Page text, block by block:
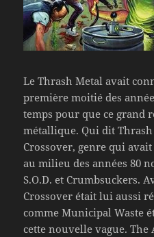
Le Thrash Metal avait
première moitié des
temps pour que ce grand
métallique. Qui dit
Crossover, genre qui
au milieu des années 80
S.O.D. et Crumbsuckers.
Crossover était lui aussi
comme Municipal Waste
cette nouvelle vague.